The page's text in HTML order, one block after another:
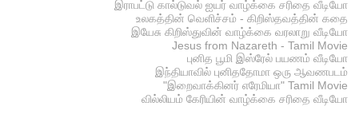
இராபட்டு கால்டுவல் ஐயர் வாழ்க்கை சரிதை வீடியோ
உலகத்தின் வெளிச்சம் - கிறிஸ்தவத்தின் கதை
இயேசு கிறிஸ்துவின் வாழ்க்கை வரலாறு வீடியோ
Jesus from Nazareth - Tamil Movie
புனித பூமி இஸ்ரேல் பயணம் வீடியோ
இந்தியாவில் புனிததோமா ஒரு ஆவணபடம்
"இறைவாக்கினர் எரேமியா" Tamil Movie
வில்லியம் கேரியின் வாழ்க்கை சரிதை வீடியோ